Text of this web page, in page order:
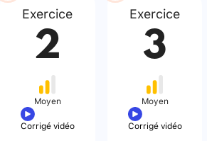
Exercice
2
Moyen
Corrigé vidéo
Exercice
3
Moyen
Corrigé vidéo